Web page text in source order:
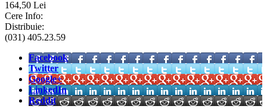
164,50 Lei
Cere Info:
Distribuie:
(031) 405.23.59
Facebook
Twitter
Google+
LinkedIn
Reddit